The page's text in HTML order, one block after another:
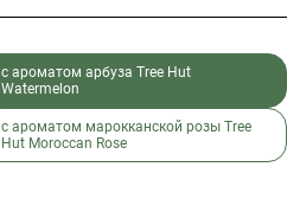
с ароматом арбуза Tree Hut
Watermelon
с ароматом марокканской розы Tree
Hut Moroccan Rose